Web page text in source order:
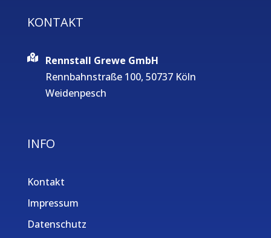
KONTAKT
Rennstall Grewe GmbH
Rennbahnstraße 100, 50737 Köln
Weidenpesch
INFO
Kontakt
Impressum
Datenschutz